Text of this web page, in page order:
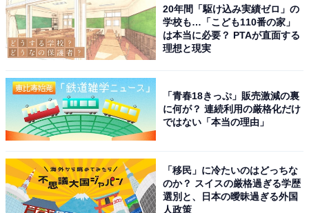
アクセス・料金情報は？ 泊まれる？
20年間「駆け込み実績ゼロ」の
学校も…「こども110番の家」
は本当に必要？ PTAが直面する
理想と現実
「青春18きっぷ」販売激減の裏
に何が？ 連続利用の厳格化だけ
ではない「本当の理由」
「移民」に冷たいのはどっちな
のか？ スイスの厳格過ぎる学歴
選別と、日本の曖昧過ぎる外国
人政策